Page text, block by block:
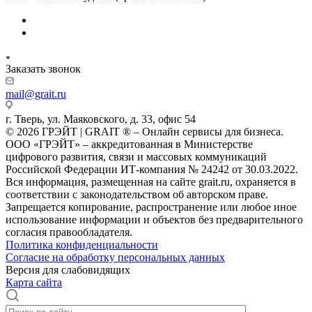
Заказать звонок
mail@grait.ru
г. Тверь, ул. Маяковского, д. 33, офис 54
© 2026 ГРЭЙТ | GRAIT ® – Онлайн сервисы для бизнеса.
ООО «ГРЭЙТ» – аккредитованная в Министерстве
цифрового развития, связи и массовых коммуникаций
Российской Федерации ИТ-компания № 24242 от 30.03.2022.
Вся информация, размещенная на сайте grait.ru, охраняется в
соответствии с законодательством об авторском праве.
Запрещается копирование, распространение или любое иное
использование информации и объектов без предварительного
согласия правообладателя.
Политика конфиденциальности
Согласие на обработку персональных данных
Версия для слабовидящих
Карта сайта